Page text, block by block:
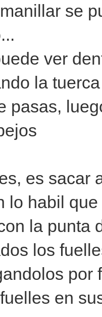
se
ver
la
pasas,
es sacar
lo habil
la punta
los
por
en